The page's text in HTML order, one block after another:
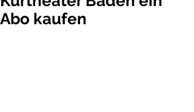
Abo kaufen